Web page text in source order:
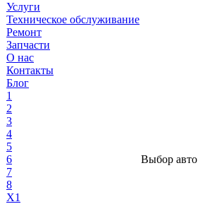
Услуги
Техническое обслуживание
Ремонт
Запчасти
О нас
Контакты
Блог
1
2
3
4
5
6
7
8
X1
Выбор авто